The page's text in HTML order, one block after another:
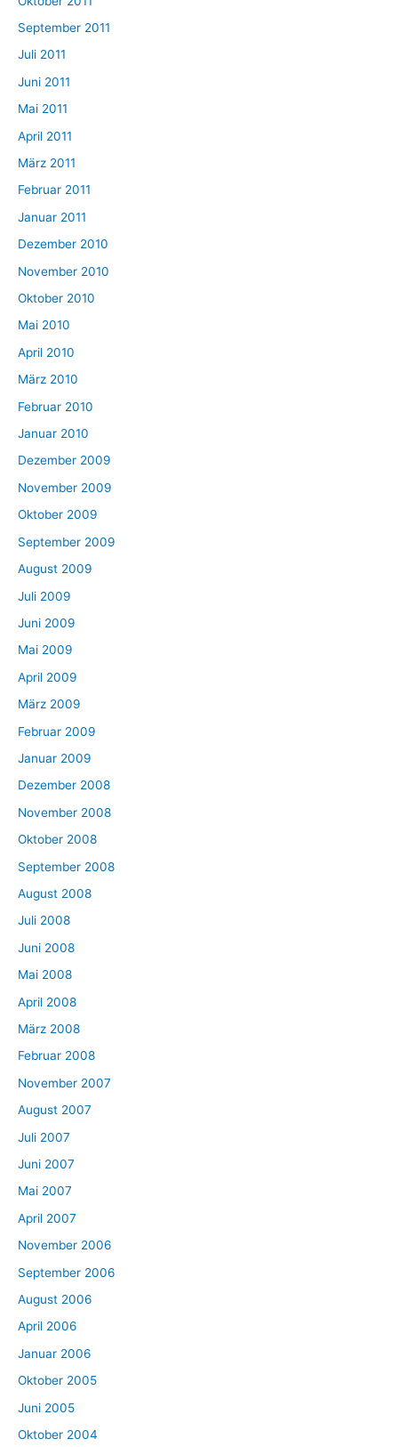
September 2011
Juli 2011
Juni 2011
Mai 2011
April 2011
März 2011
Februar 2011
Januar 2011
Dezember 2010
November 2010
Oktober 2010
Mai 2010
April 2010
März 2010
Februar 2010
Januar 2010
Dezember 2009
November 2009
Oktober 2009
September 2009
August 2009
Juli 2009
Juni 2009
Mai 2009
April 2009
März 2009
Februar 2009
Januar 2009
Dezember 2008
November 2008
Oktober 2008
September 2008
August 2008
Juli 2008
Juni 2008
Mai 2008
April 2008
März 2008
Februar 2008
November 2007
August 2007
Juli 2007
Juni 2007
Mai 2007
April 2007
November 2006
September 2006
August 2006
April 2006
Januar 2006
Oktober 2005
Juni 2005
Oktober 2004